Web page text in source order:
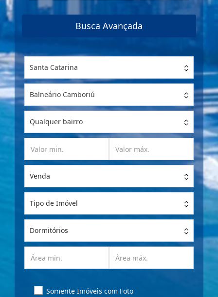
Referência
Busca Avançada
Santa Catarina
Balneário Camboriú
Qualquer bairro
Venda
Tipo de Imóvel
Dormitórios
Somente Imóveis com Foto